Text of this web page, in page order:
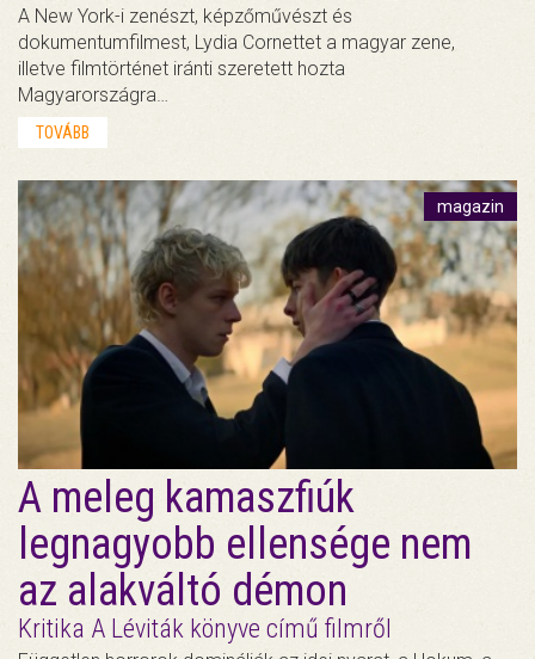
A New York-i zenészt, képzőművészt és
dokumentumfilmest, Lydia Cornettet a magyar zene,
illetve filmtörténet iránti szeretett hozta
Magyarországra…
TOVÁBB
magazin
A meleg kamaszfiúk
legnagyobb ellensége nem
az alakváltó démon
Kritika A Léviták könyve című filmről